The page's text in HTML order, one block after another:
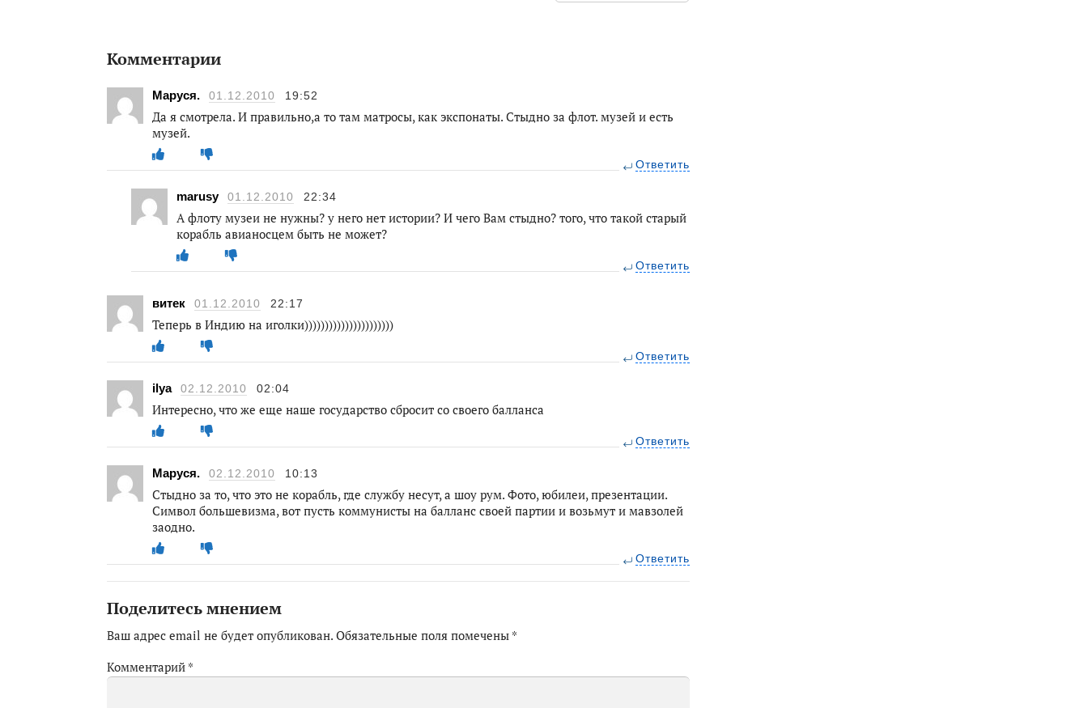
Комментарии
Маруся. 01.12.2010 19:52
Да я смотрела. И правильно,а то там матросы, как экспонаты. Стыдно за флот. музей и есть
музей.
Ответить
marusy 01.12.2010 22:34
А флоту музеи не нужны? у него нет истории? И чего Вам стыдно? того, что такой старый
корабль авианосцем быть не может?
Ответить
витек 01.12.2010 22:17
Теперь в Индию на иголки))))))))))))))))))))))
Ответить
ilya 02.12.2010 02:04
Интересно, что же еще наше государство сбросит со своего балланса
Ответить
Маруся. 02.12.2010 10:13
Стыдно за то, что это не корабль, где службу несут, а шоу рум. Фото, юбилеи, презентации.
Символ большевизма, вот пусть коммунисты на балланс своей партии и возьмут и мавзолей
заодно.
Ответить
Поделитесь мнением
Ваш адрес email не будет опубликован. Обязательные поля помечены *
Комментарий *